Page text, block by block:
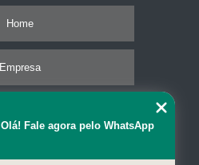
Home
Empresa
Olá! Fale agora pelo WhatsApp